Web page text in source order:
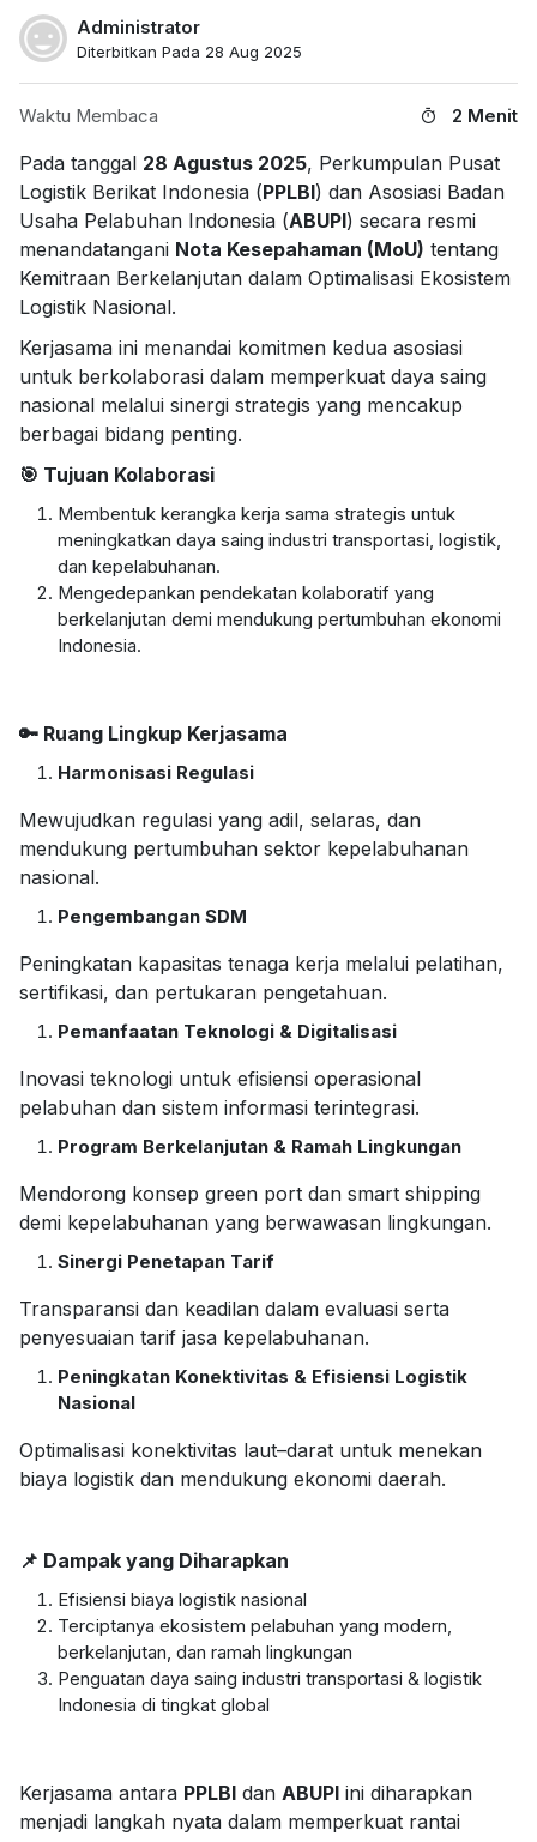
Administrator
Diterbitkan Pada 28 Aug 2025
Waktu Membaca 2 Menit
Pada tanggal 28 Agustus 2025, Perkumpulan Pusat
Logistik Berikat Indonesia (PPLBI) dan Asosiasi Badan
Usaha Pelabuhan Indonesia (ABUPI) secara resmi
menandatangani Nota Kesepahaman (MoU) tentang
Kemitraan Berkelanjutan dalam Optimalisasi Ekosistem
Logistik Nasional.
Kerjasama ini menandai komitmen kedua asosiasi
untuk berkolaborasi dalam memperkuat daya saing
nasional melalui sinergi strategis yang mencakup
berbagai bidang penting.
🎯 Tujuan Kolaborasi
Membentuk kerangka kerja sama strategis untuk
meningkatkan daya saing industri transportasi, logistik,
dan kepelabuhanan.
Mengedepankan pendekatan kolaboratif yang
berkelanjutan demi mendukung pertumbuhan ekonomi
Indonesia.
🔑 Ruang Lingkup Kerjasama
Harmonisasi Regulasi
Mewujudkan regulasi yang adil, selaras, dan
mendukung pertumbuhan sektor kepelabuhanan
nasional.
Pengembangan SDM
Peningkatan kapasitas tenaga kerja melalui pelatihan,
sertifikasi, dan pertukaran pengetahuan.
Pemanfaatan Teknologi & Digitalisasi
Inovasi teknologi untuk efisiensi operasional
pelabuhan dan sistem informasi terintegrasi.
Program Berkelanjutan & Ramah Lingkungan
Mendorong konsep green port dan smart shipping
demi kepelabuhanan yang berwawasan lingkungan.
Sinergi Penetapan Tarif
Transparansi dan keadilan dalam evaluasi serta
penyesuaian tarif jasa kepelabuhanan.
Peningkatan Konektivitas & Efisiensi Logistik
Nasional
Optimalisasi konektivitas laut–darat untuk menekan
biaya logistik dan mendukung ekonomi daerah.
📌 Dampak yang Diharapkan
Efisiensi biaya logistik nasional
Terciptanya ekosistem pelabuhan yang modern,
berkelanjutan, dan ramah lingkungan
Penguatan daya saing industri transportasi & logistik
Indonesia di tingkat global
Kerjasama antara PPLBI dan ABUPI ini diharapkan
menjadi langkah nyata dalam memperkuat rantai